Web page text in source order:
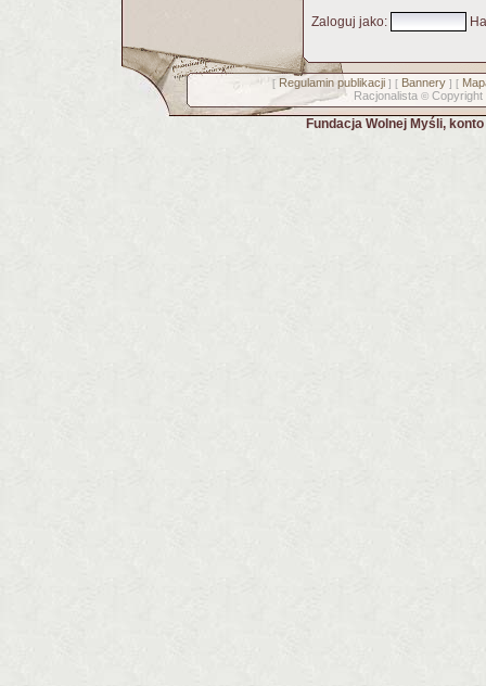
Zaloguj jako:
[ Regulamin publikacji] [ Bannery] [
Racjonalista © Copyright
Fundacja Wolnej Myśli,